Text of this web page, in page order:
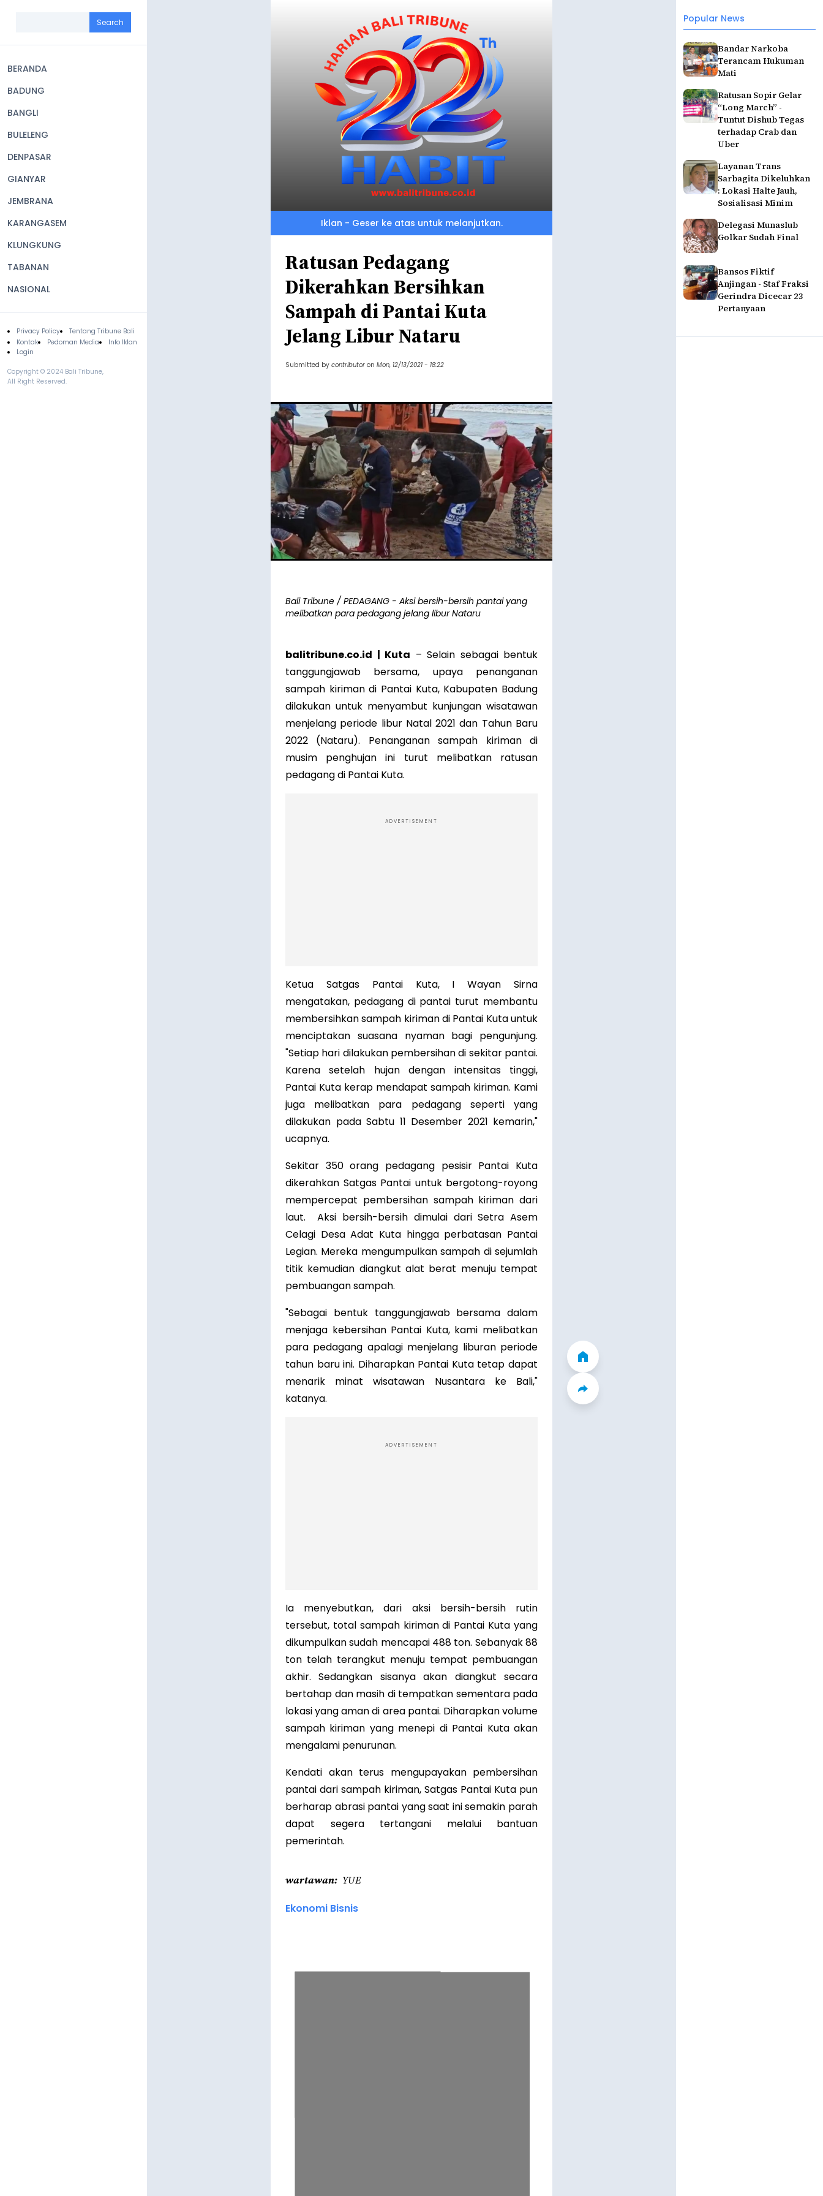
navigation
BERANDA
BADUNG
BANGLI
BULELENG
DENPASAR
GIANYAR
JEMBRANA
KARANGASEM
KLUNGKUNG
TABANAN
NASIONAL
Footer
Privacy Policy
Tentang Tribune Bali
Kontak
Pedoman Media
Info Iklan
Login
Copyright © 2024 Bali Tribune,
All Right Reserved.
Popular News
Bandar Narkoba
Terancam Hukuman
Mati
Ratusan Sopir Gelar
“Long March” -
Tuntut Dishub Tegas
terhadap Crab dan
Uber
Layanan Trans
Sarbagita Dikeluhkan
: Lokasi Halte Jauh,
Sosialisasi Minim
Delegasi Munaslub
Golkar Sudah Final
Bansos Fiktif
Anjingan - Staf Fraksi
Gerindra Dicecar 23
Pertanyaan
Iklan - Geser ke atas untuk melanjutkan.
Ratusan Pedagang
Dikerahkan Bersihkan
Sampah di Pantai Kuta
Jelang Libur Nataru
Submitted by contributor on Mon, 12/13/2021 - 18:22
Bali Tribune / PEDAGANG - Aksi bersih-bersih pantai yang
melibatkan para pedagang jelang libur Nataru
balitribune.co.id | Kuta – Selain sebagai bentuk
tanggungjawab bersama, upaya penanganan
sampah kiriman di Pantai Kuta, Kabupaten Badung
dilakukan untuk menyambut kunjungan wisatawan
menjelang periode libur Natal 2021 dan Tahun Baru
2022 (Nataru). Penanganan sampah kiriman di
musim penghujan ini turut melibatkan ratusan
pedagang di Pantai Kuta.
ADVERTISEMENT
Ketua Satgas Pantai Kuta, I Wayan Sirna
mengatakan, pedagang di pantai turut membantu
membersihkan sampah kiriman di Pantai Kuta untuk
menciptakan suasana nyaman bagi pengunjung.
"Setiap hari dilakukan pembersihan di sekitar pantai.
Karena setelah hujan dengan intensitas tinggi,
Pantai Kuta kerap mendapat sampah kiriman. Kami
juga melibatkan para pedagang seperti yang
dilakukan pada Sabtu 11 Desember 2021 kemarin,"
ucapnya.
Sekitar 350 orang pedagang pesisir Pantai Kuta
dikerahkan Satgas Pantai untuk bergotong-royong
mempercepat pembersihan sampah kiriman dari
laut. Aksi bersih-bersih dimulai dari Setra Asem
Celagi Desa Adat Kuta hingga perbatasan Pantai
Legian. Mereka mengumpulkan sampah di sejumlah
titik kemudian diangkut alat berat menuju tempat
pembuangan sampah.
"Sebagai bentuk tanggungjawab bersama dalam
menjaga kebersihan Pantai Kuta, kami melibatkan
para pedagang apalagi menjelang liburan periode
tahun baru ini. Diharapkan Pantai Kuta tetap dapat
menarik minat wisatawan Nusantara ke Bali,"
katanya.
ADVERTISEMENT
Ia menyebutkan, dari aksi bersih-bersih rutin
tersebut, total sampah kiriman di Pantai Kuta yang
dikumpulkan sudah mencapai 488 ton. Sebanyak 88
ton telah terangkut menuju tempat pembuangan
akhir. Sedangkan sisanya akan diangkut secara
bertahap dan masih di tempatkan sementara pada
lokasi yang aman di area pantai. Diharapkan volume
sampah kiriman yang menepi di Pantai Kuta akan
mengalami penurunan.
Kendati akan terus mengupayakan pembersihan
pantai dari sampah kiriman, Satgas Pantai Kuta pun
berharap abrasi pantai yang saat ini semakin parah
dapat segera tertangani melalui bantuan
pemerintah.
wartawan YUE
Ekonomi Bisnis